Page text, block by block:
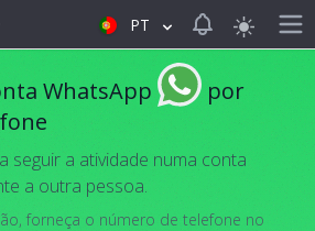
PT View
WhatsApp
por
seguir a atividade numa conta
a outra pessoa.
forneça o número de telefone no